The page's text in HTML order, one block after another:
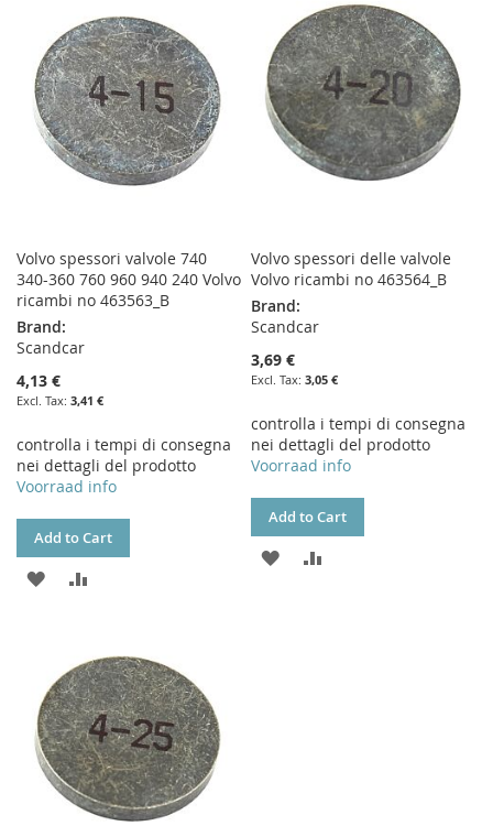
LIST
WISH
LIST
COMPARE
Volvo spessori valvole 740
340-360 760 960 940 240 Volvo
ricambi no 463563_B
Brand:
Scandcar
4,13 €
3,41 €
controlla i tempi di consegna
nei dettagli del prodotto
Voorraad info
Add to Cart
ADD
LIST
COMPARE
Volvo spessori delle valvole
Volvo ricambi no 463564_B
Brand:
Scandcar
3,69 €
3,05 €
controlla i tempi di consegna
nei dettagli del prodotto
Voorraad info
Add to Cart
ADD